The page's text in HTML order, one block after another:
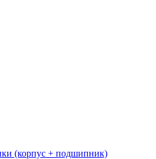
(корпус + подшипник)